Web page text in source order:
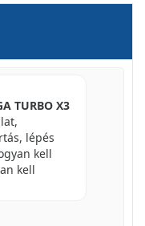
TURBO X3
lépés
kell
kell